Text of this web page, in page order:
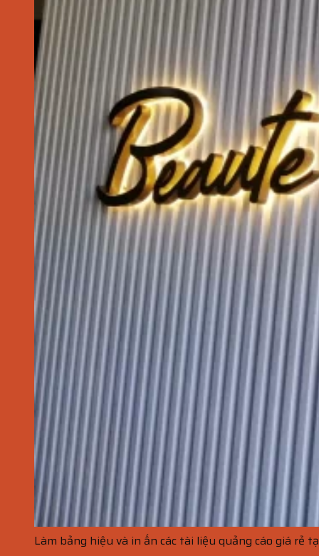
Làm bảng hiệu và in ấn các tài liệu quảng cáo giá rẻ